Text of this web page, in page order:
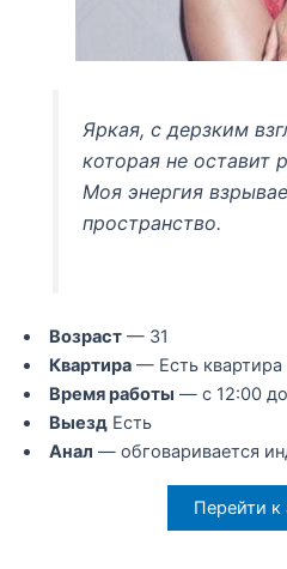
Яркая, с дерзким
которая не оставит
Моя энергия
пространство.
Возраст— 31
Квартира— Есть квартира
Время работы — с 12:00
ВыездЕсть
Анал — обговаривается
Перейти к